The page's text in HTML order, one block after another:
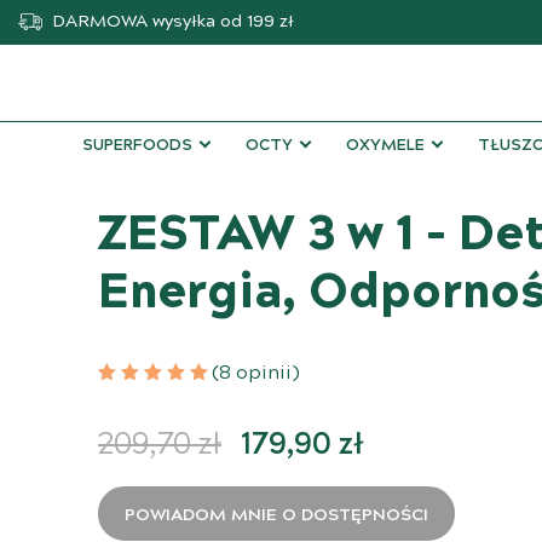
DARMOWA wysyłka od 199 zł
SUPERFOODS OCTY OXYMELE
ZESTAW 3 w 1 –
Energia,
(8 opinii)
209,70zł Pierwotna cena
179,90 złAktualna
POWIADOM MNIE O DOSTĘPNOŚCI